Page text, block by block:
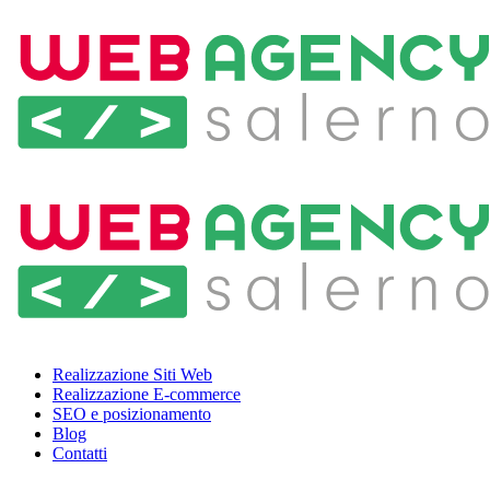
Realizzazione Siti Web
Realizzazione E-commerce
SEO e posizionamento
Blog
Contatti